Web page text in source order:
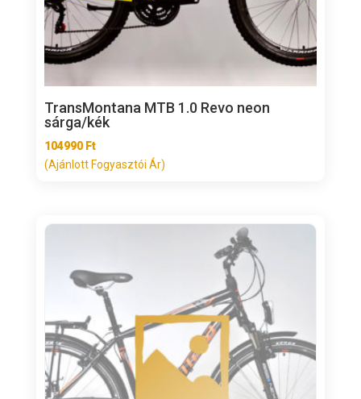
TransMontana MTB 1.0 Revo neon
sárga/kék
104990 Ft
(Ajánlott Fogyasztói Ár)